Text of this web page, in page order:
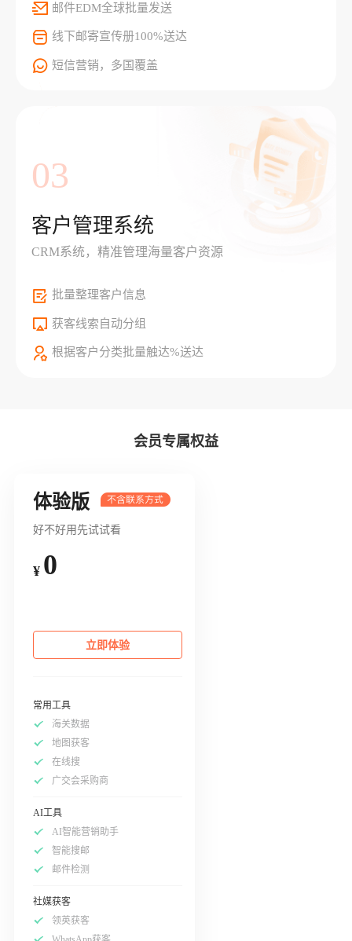
邮件EDM全球批量发送
线下邮寄宣传册100%送达
短信营销，多国覆盖
03
客户管理系统
CRM系统，精准管理海量客户资源
批量整理客户信息
获客线索自动分组
根据客户分类批量触达%送达
会员专属权益
体验版
好不好用先试试看
¥ 0
立即体验
常用工具
海关数据
地图获客
在线搜
广交会采购商
AI工具
AI智能营销助手
智能搜邮
邮件检测
社媒获客
领英获客